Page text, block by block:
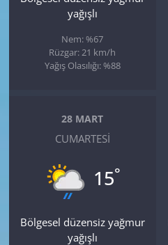
yağışlı
Nem: %67
Rüzgar: 21 km/h
Yağış Olasılığı: %88
28 MART
CUMARTESI
15°
Bölgesel düzensiz yağmur
yağışlı